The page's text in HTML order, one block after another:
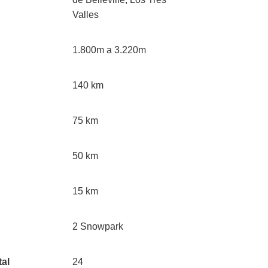
Valles
1.800m a 3.220m
140 km
75 km
50 km
15 km
2 Snowpark
24